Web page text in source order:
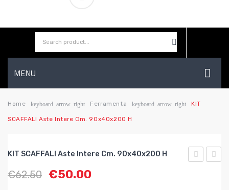
MENU
HOME
AZIENDA
Home keyboard_arrow_right Ferramenta keyboard_arrow_right KIT
SCAFFALI Aste Intere Cm. 90x40x200 H
KIT SCAFFALI Aste Intere Cm. 90x40x200 H
€62.50 €50.00